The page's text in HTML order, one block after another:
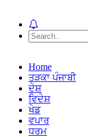
Home
ਤੜਕਾ ਪੰਜਾਬੀ
ਦੇਸ਼
ਵਿਦੇਸ਼
ਖੇਡ
ਵਪਾਰ
ਧਰਮ